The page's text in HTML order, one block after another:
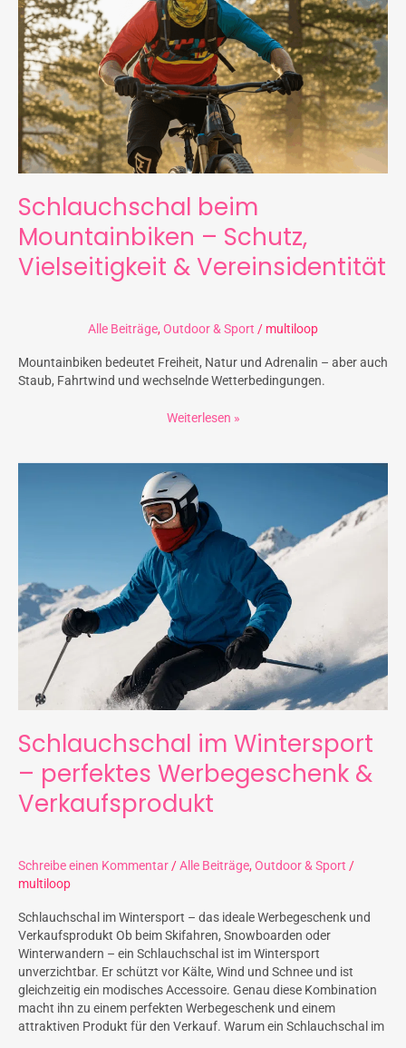
Schlauchschal beim
Mountainbiken – Schutz,
Vielseitigkeit & Vereinsidentität
Alle Beiträge, Outdoor & Sport / multiloop
Mountainbiken bedeutet Freiheit, Natur und Adrenalin – aber auch
Staub, Fahrtwind und wechselnde Wetterbedingungen.
Mountainbiken
–
Schutz,
Vielseitigkeit
&
Vereinsidentität
Weiterlesen »
Schlauchschal im Wintersport
– perfektes Werbegeschenk &
Verkaufsprodukt
Schreibe einen Kommentar/Alle Beiträge, Outdoor & Sport /
multiloop
Schlauchschal im Wintersport – das ideale Werbegeschenk und
Verkaufsprodukt Ob beim Skifahren, Snowboarden oder
Winterwandern – ein Schlauchschal ist im Wintersport
unverzichtbar. Er schützt vor Kälte, Wind und Schnee und ist
gleichzeitig ein modisches Accessoire. Genau diese Kombination
macht ihn zu einem perfekten Werbegeschenk und einem
attraktiven Produkt für den Verkauf. Warum ein Schlauchschal im
Schlauchschal
im
Wintersport
–
perfektes
Werbegeschenk
&
Verkaufsprodukt